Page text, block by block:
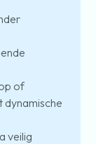
of
dynamische
veilig